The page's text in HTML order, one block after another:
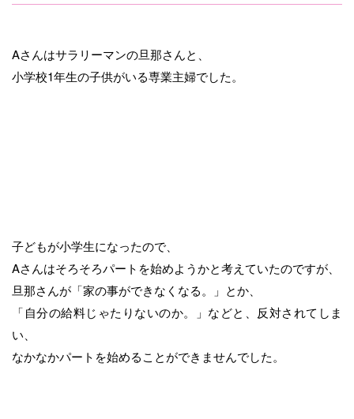
Aさんはサラリーマンの旦那さんと、
小学校1年生の子供がいる専業主婦でした。
子どもが小学生になったので、
Aさんはそろそろパートを始めようかと考えていたのですが、
旦那さんが「家の事ができなくなる。」とか、
「自分の給料じゃたりないのか。」などと、反対されてしま
い、
なかなかパートを始めることができませんでした。